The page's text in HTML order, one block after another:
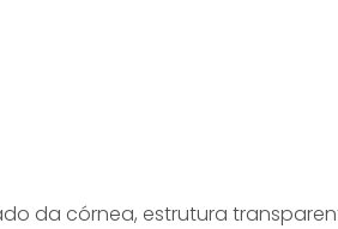
da córnea, estrutura